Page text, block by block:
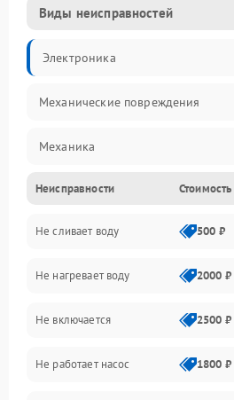
Виды неисправностей
Электроника
Механические повреждения
Механика
Управление
Электропитание
Датчики
Нагрев
Вода
Неисправности Стоимость
Не сливает воду 500 ₽
Не нагревает воду 2000 ₽
Не включается 2500 ₽
Не работает насос 1800 ₽